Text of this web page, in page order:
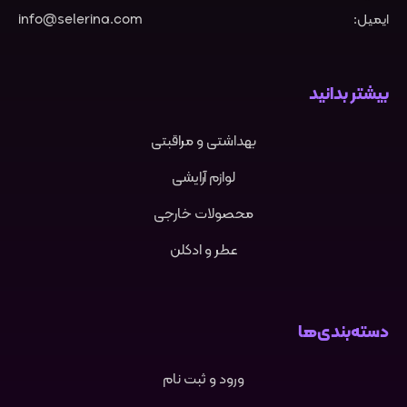
ایمیل:
info@selerina.com
بیشتر بدانید
بهداشتی و مراقبتی
لوازم آرایشی
محصولات خارجی
عطر و ادکلن
دسته‌بندی‌ها
ورود و ثبت نام